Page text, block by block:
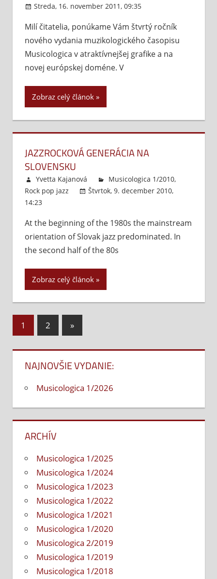
Streda, 16. november 2011, 09:35
1/2011
Milí čitatelia, ponúkame Vám štvrtý ročník
nového vydania muzikologického časopisu
Musicologica v atraktívnejšej grafike a na
novej európskej doméne. V
Zobraz celý článok
JAZZROCKOVÁ GENERÁCIA NA
SLOVENSKU
Yvetta Kajanová Musicologica 1/2010,
Rock pop jazz
Štvrtok, 9. december 2010,
14:23
generácia
na
At the beginning of the 1980s the mainstream
orientation of Slovak jazz predominated. In
the second half of the 80s
Zobraz celý článok
Navigácia
v
článkoch
1 2
Next
Posts
»
NAJNOVŠIE VYDANIE:
Musicologica 1/2026
ARCHÍV
Musicologica 1/2025
Musicologica 1/2024
Musicologica 1/2023
Musicologica 1/2022
Musicologica 1/2021
Musicologica 1/2020
Musicologica 2/2019
Musicologica 1/2019
Musicologica 1/2018